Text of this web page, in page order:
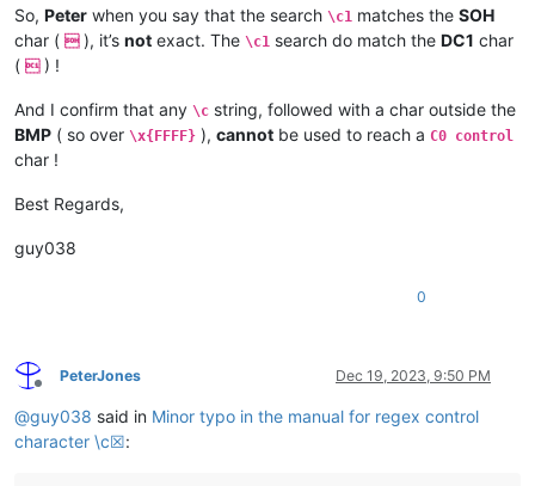
So, Peter when you say that the search \c1 matches the SOH
char ( ), it’s not exact. The \c1 search do match the DC1 char
( ) !
And I confirm that any \c string, followed with a char outside the
BMP ( so over \x{FFFF} ), cannot be used to reach a C0 control
char !
Best Regards,
guy038
0
Offline
PeterJones Dec 19, 2023, 9:50 PM
@guy038 said in Minor typo in the manual for regex control
character \c☒: